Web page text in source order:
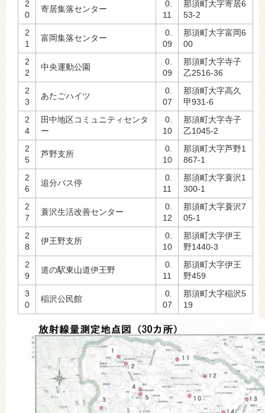
2
0
寄居集落センター
0.
11
那須町大字寄居6
53-2
2
1
富岡集落センター
0.
09
那須町大字富岡6
00
2
2
中央運動公園
0.
09
那須町大字寺子
乙2516-36
2
3
あたごハイツ
0.
07
那須町大字高久
甲931-6
2
4
田中地区コミュニティセンタ
ー
0.
10
那須町大字寺子
乙1045-2
2
5
芦野支所
0.
10
那須町大字芦野1
867-1
2
6
追分バス停
0.
11
那須町大字蓑沢1
300-1
2
7
蓑沢生活改善センター
0.
12
那須町大字蓑沢7
05-1
2
8
伊王野支所
0.
10
那須町大字伊王
野1440-3
2
9
道の駅東山道伊王野
0.
11
那須町大字伊王
野459
3
0
稲沢公民館
0.
07
那須町大字稲沢5
19